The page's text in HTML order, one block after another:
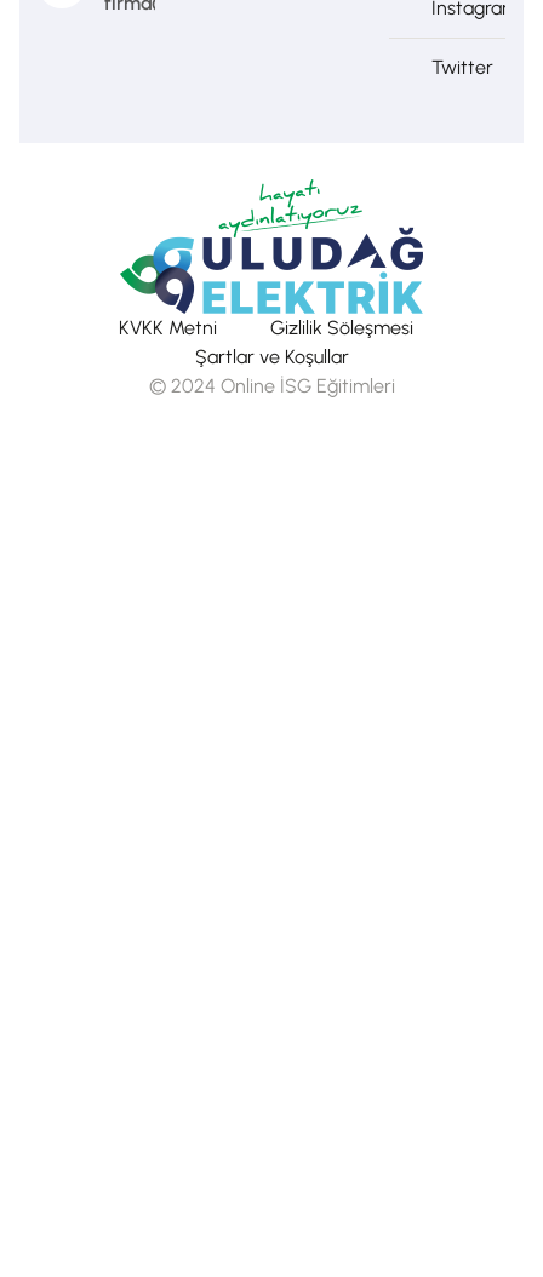
Instagram
Twitter
KVKK Metni
Gizlilik Söleşmesi
Şartlar ve Koşullar
© 2024 Online İSG Eğitimleri